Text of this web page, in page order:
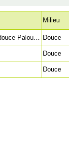
Milieu
Palourde d'eau douce Palourde thaïlandaise Gabki , Ki (thaï) Green mussel (en) Douce
Douce
Douce